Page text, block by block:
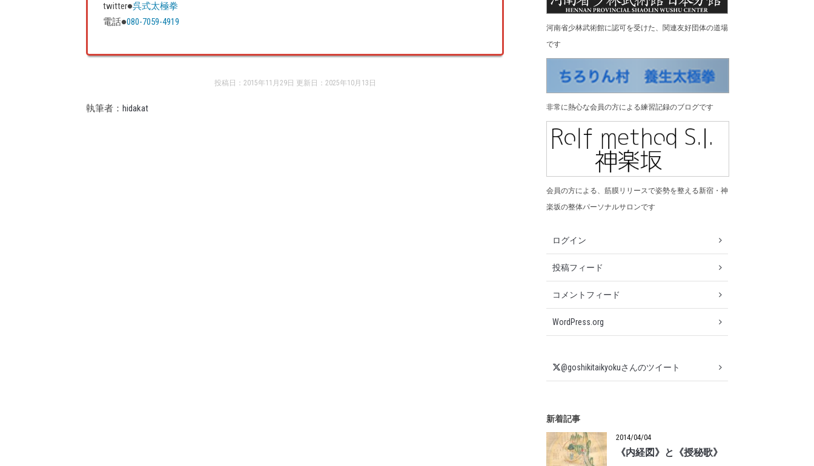
twitter●呉式太極拳
電話●080-7059-4919
投稿日：2015年11月29日 更新日： 2025年10月13日
執筆者： hidakat
河南省少林武術館に認可を受けた、関連友好団体の道場
です
非常に熱心な会員の方による練習記録のブログです
会員の方による、筋膜リリースで姿勢を整える新宿・神
楽坂の整体パーソナルサロンです
ログイン
投稿フィード
コメントフィード
WordPress.org
@goshikitaikyokuさんのツイート
新着記事
2014/04/04
《内経図》と《授秘歌》